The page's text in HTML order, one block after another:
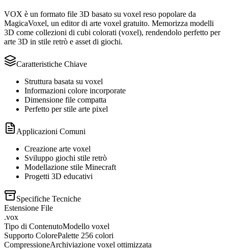
VOX è un formato file 3D basato su voxel reso popolare da
MagicaVoxel, un editor di arte voxel gratuito. Memorizza modelli
3D come collezioni di cubi colorati (voxel), rendendolo perfetto per
arte 3D in stile retrò e asset di giochi.
Caratteristiche Chiave
Struttura basata su voxel
Informazioni colore incorporate
Dimensione file compatta
Perfetto per stile arte pixel
Applicazioni Comuni
Creazione arte voxel
Sviluppo giochi stile retrò
Modellazione stile Minecraft
Progetti 3D educativi
Specifiche Tecniche
Estensione File
.vox
Tipo di ContenutoModello voxel
Supporto ColorePalette 256 colori
CompressioneArchiviazione voxel ottimizzata